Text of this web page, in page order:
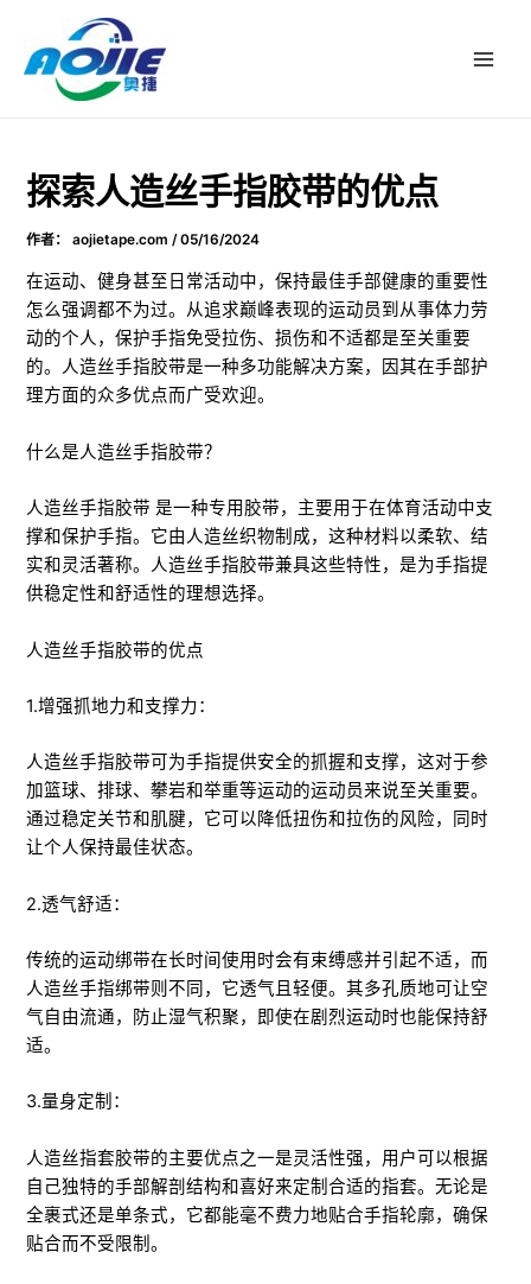
菜
探索人造丝手指胶带的优点
作者： aojietape.com/05/16/2024
在运动、健身甚至日常活动中，保持最佳手部健康的重要性
怎么强调都不为过。从追求巅峰表现的运动员到从事体力劳
动的个人，保护手指免受拉伤、损伤和不适都是至关重要
的。人造丝手指胶带是一种多功能解决方案，因其在手部护
理方面的众多优点而广受欢迎。
什么是人造丝手指胶带？
人造丝手指胶带 是一种专用胶带，主要用于在体育活动中支
撑和保护手指。它由人造丝织物制成，这种材料以柔软、结
实和灵活著称。人造丝手指胶带兼具这些特性，是为手指提
供稳定性和舒适性的理想选择。
人造丝手指胶带的优点
1.增强抓地力和支撑力：
人造丝手指胶带可为手指提供安全的抓握和支撑，这对于参
加篮球、排球、攀岩和举重等运动的运动员来说至关重要。
通过稳定关节和肌腱，它可以降低扭伤和拉伤的风险，同时
让个人保持最佳状态。
2.透气舒适：
传统的运动绑带在长时间使用时会有束缚感并引起不适，而
人造丝手指绑带则不同，它透气且轻便。其多孔质地可让空
气自由流通，防止湿气积聚，即使在剧烈运动时也能保持舒
适。
3.量身定制：
人造丝指套胶带的主要优点之一是灵活性强，用户可以根据
自己独特的手部解剖结构和喜好来定制合适的指套。无论是
全裹式还是单条式，它都能毫不费力地贴合手指轮廓，确保
贴合而不受限制。
导